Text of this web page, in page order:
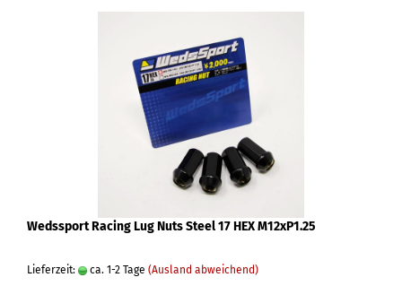
Wedssport Racing Lug Nuts Steel 17 HEX M12xP1.25
Lieferzeit: ca. 1-2 Tage (Ausland abweichend)